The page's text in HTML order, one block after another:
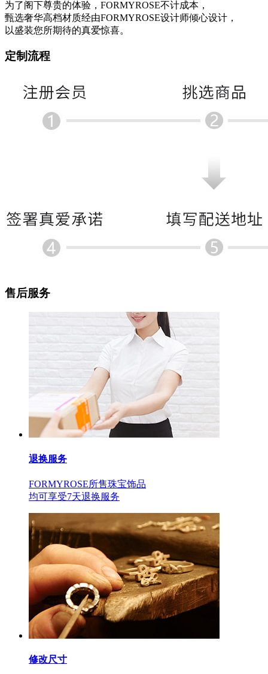
为了阁下尊贵的体验，FORMYROSE不计成本，
甄选奢华高档材质经由FORMYROSE设计师倾心设计，
以盛装您所期待的真爱惊喜。
定制流程
售后服务
退换服务
FORMYROSE所售珠宝饰品
均可享受7天退换服务
修改尺寸